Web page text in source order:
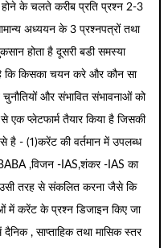
के चलते करीब प्रति प्रश्न 2-3
अध्ययन के 3 प्रश्नपत्रों तथा
होता है दूसरी बडी समस्या
कि किसका चयन करे और कौन सा
और संभावित संभावनाओं को
प्लेटफार्म तैयार किया है जिसकी
है - (1)करेंट की वर्तमान में उपलब्ध
,विजन -IAS,शंकर -IAS का
उसी तरह से संकलित करना जैसे कि
में करेंट के प्रश्न डिजाइन किए जा
, साप्ताहिक तथा मासिक स्तर